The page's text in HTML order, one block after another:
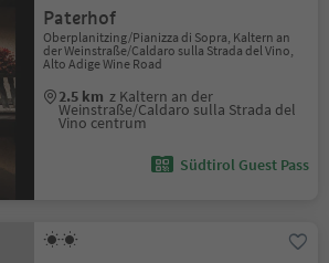
Paterhof
Oberplanitzing/Pianizza di Sopra, Kaltern an
der Weinstraße/Caldaro sulla Strada del Vino,
Alto Adige Wine Road
2.5 km z Kaltern an der
Weinstraße/Caldaro sulla Strada del
Vino centrum
Südtirol Guest Pass